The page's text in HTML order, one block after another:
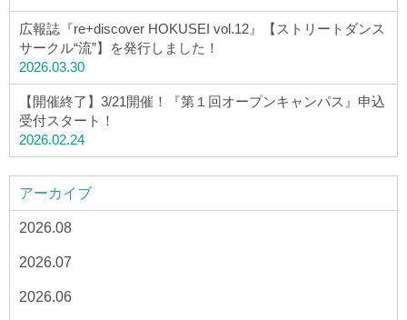
広報誌『re+discover HOKUSEI vol.12』【ストリートダンス
サークル“流”】を発行しました！
2026.03.30
【開催終了】3/21開催！『第１回オープンキャンパス』申込
受付スタート！
2026.02.24
アーカイブ
2026.08
2026.07
2026.06